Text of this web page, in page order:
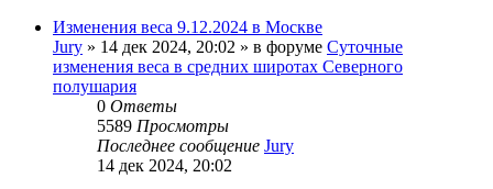
Изменения веса 9.12.2024 в Москве
Jury » 14 дек 2024, 20:02 » в форуме Суточные
изменения веса в средних широтах Северного
полушария
0 Ответы
5589 Просмотры
Последнее сообщение Jury
14 дек 2024, 20:02